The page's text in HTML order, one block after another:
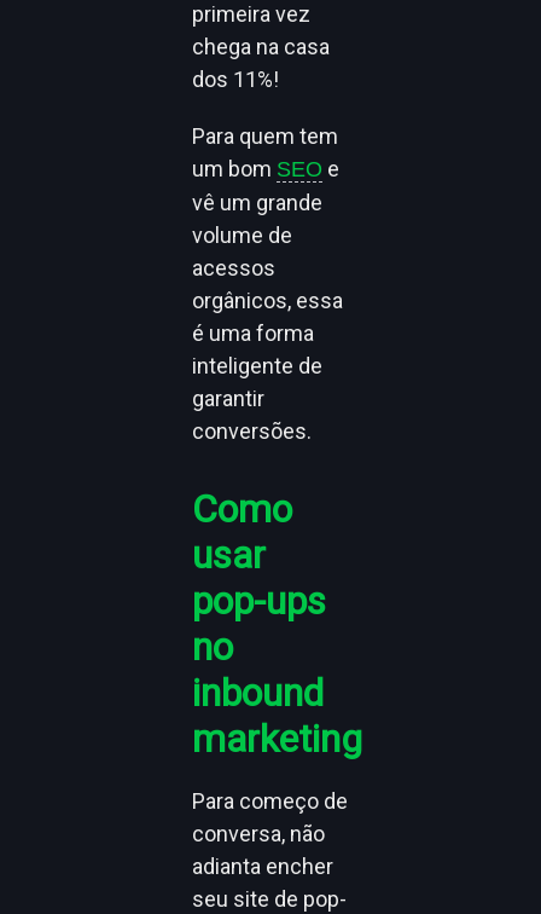
primeira vez
chega na casa
dos 11%!
Para quem tem
um bom SEO e
vê um grande
volume de
acessos
orgânicos, essa
é uma forma
inteligente de
garantir
conversões.
Como
usar
pop-ups
no
inbound
marketing
Para começo de
conversa, não
adianta encher
seu site de pop-